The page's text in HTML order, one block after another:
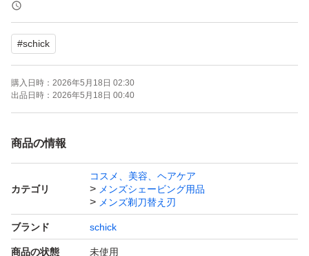
肌を潤すココナッツオイル配合
7つのジェルプール
瞬時になめらか、肌への摩擦を大きく軽減
梱包→宅配袋
#schick
購入日時： 2026年5月18日 02:30
出品日時： 2026年5月18日 00:40
商品の情報
カテゴリ
コスメ、美容、ヘアケア
メンズシェービング用品
メンズ剃刀替え刃
ブランド schick
商品の状態 未使用